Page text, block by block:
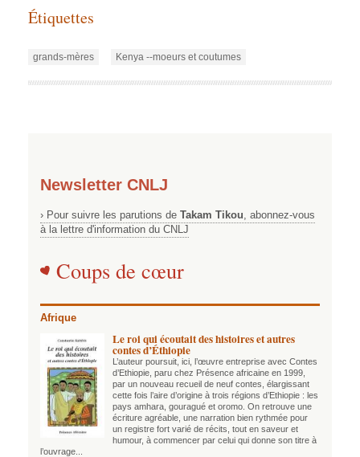
Étiquettes
grands-mères Kenya --moeurs et coutumes
Newsletter CNLJ
› Pour suivre les parutions de Takam Tikou , abonnez-vous
à la lettre d'information du CNLJ
Coups de cœur
Afrique
Le roi qui écoutait des histoires et autres
contes d’Éthiopie
L’auteur poursuit, ici, l’œuvre entreprise avec Contes
d’Ethiopie, paru chez Présence africaine en 1999,
par un nouveau recueil de neuf contes, élargissant
cette fois l’aire d’origine à trois régions d’Ethiopie : les
pays amhara, gouragué et oromo. On retrouve une
écriture agréable, une narration bien rythmée pour
un registre fort varié de récits, tout en saveur et
humour, à commencer par celui qui donne son titre à
l’ouvrage...